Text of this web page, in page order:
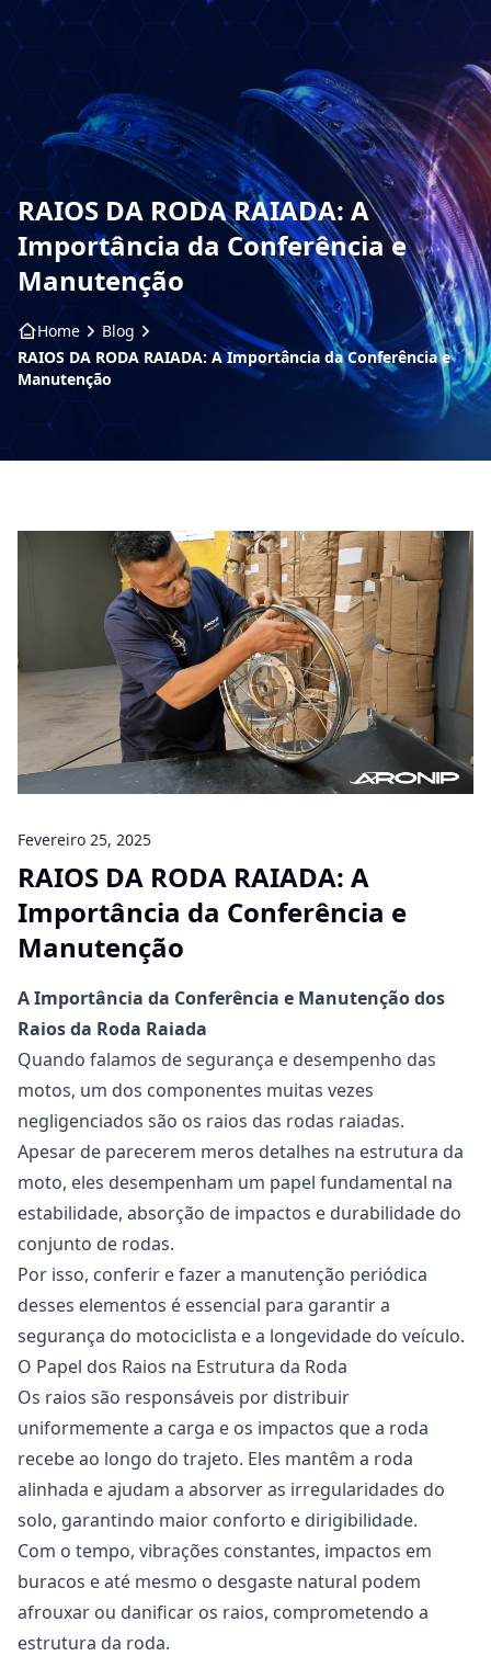
SOBRE NÓS
PRODUTOS
ARO ARTS
BLOG
RAIOS DA RODA RAIADA: A
Importância da Conferência e
Manutenção
Home
Blog
RAIOS DA RODA RAIADA: A Importância da Conferência e
Manutenção
Fevereiro 25, 2025
RAIOS DA RODA RAIADA: A
Importância da Conferência e
Manutenção
A Importância da Conferência e Manutenção dos
Raios da Roda Raiada
Quando falamos de segurança e desempenho das
motos, um dos componentes muitas vezes
negligenciados são os raios das rodas raiadas.
Apesar de parecerem meros detalhes na estrutura da
moto, eles desempenham um papel fundamental na
estabilidade, absorção de impactos e durabilidade do
conjunto de rodas.
Por isso, conferir e fazer a manutenção periódica
desses elementos é essencial para garantir a
segurança do motociclista e a longevidade do veículo.
O Papel dos Raios na Estrutura da Roda
Os raios são responsáveis por distribuir
uniformemente a carga e os impactos que a roda
recebe ao longo do trajeto. Eles mantêm a roda
alinhada e ajudam a absorver as irregularidades do
solo, garantindo maior conforto e dirigibilidade.
Com o tempo, vibrações constantes, impactos em
buracos e até mesmo o desgaste natural podem
afrouxar ou danificar os raios, comprometendo a
estrutura da roda.